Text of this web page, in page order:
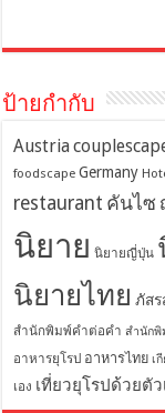
ป้ายกำกับ
Austria
foodscape Germany
restaurant คันไซ
นิยาย นิยายญี่ปุ่น
นิยายไทย ภัสร
สำนักพิมพ์คำต่อคำ สำนักพิ
อาหารยุโรป อาหารไทย เ
เอง เที่ยวยุโรปด้วยตัว